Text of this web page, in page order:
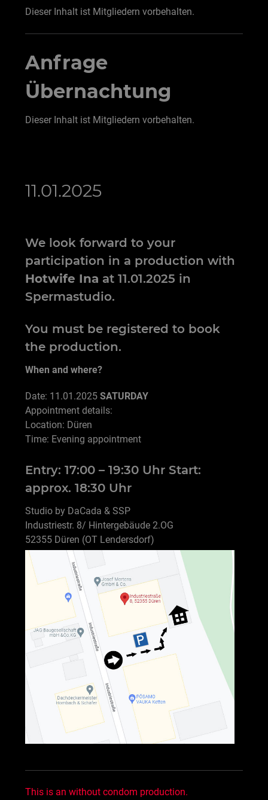
Dieser Inhalt ist Mitgliedern vorbehalten.
Anfrage
Übernachtung
Dieser Inhalt ist Mitgliedern vorbehalten.
11.01.2025
We look forward to your
participation in a production with
Hotwife Ina at 11.01.2025 in
Spermastudio.
You must be registered to book
the production.
When and where?
Date: 11.01.2025 SATURDAY
Appointment details:
Location: Düren
Time: Evening appointment
Entry: 17:00 – 19:30 Uhr Start:
approx. 18:30 Uhr
Studio by DaCada & SSP
Industriestr. 8/ Hintergebäude 2.OG
52355 Düren (OT Lendersdorf)
This is an without condom production.